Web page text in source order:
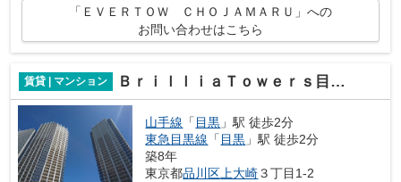
「ＥＶＥＲＴＯＷ ＣＨＯＪＡＭＡＲＵ」への
お問い合わせはこちら
賃貸 | マンション ＢｒｉｌｌｉａＴｏｗｅｒｓ目黒ノースレジデンス
山手線 「 目黒 」駅 徒歩2分
東急目黒線 「 目黒 」駅 徒歩2分
築8年
東京都品川区上大崎３丁目1-2